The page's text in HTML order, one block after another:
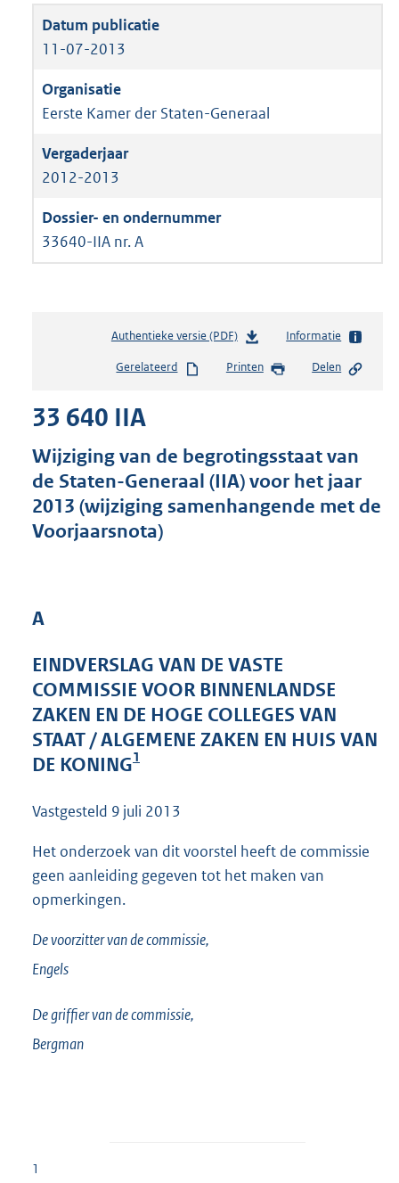
11-07-2013
Eerste Kamer der Staten-Generaal
2012-2013
33640-IIA nr. A
Authentieke versie (PDF)b
s
d
s
g
r
K
b
Informatie
Gerelateerd Printen Delen
33 640 IIA
Wijziging van de begrotingsstaat van
de Staten-Generaal (IIA) voor het jaar
2013 (wijziging samenhangende met de
Voorjaarsnota)
A
EINDVERSLAG VAN DE VASTE
COMMISSIE VOOR BINNENLANDSE
ZAKEN EN DE HOGE COLLEGES VAN
STAAT / ALGEMENE ZAKEN EN HUIS VAN
DE KONING1
Vastgesteld 9 juli 2013
Het onderzoek van dit voorstel heeft de commissie
geen aanleiding gegeven tot het maken van
opmerkingen.
De voorzitter van de commissie,
Engels
De griffier van de commissie,
Bergman
1